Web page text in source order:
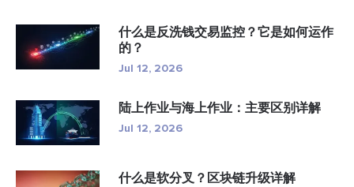
什么是反洗钱交易监控？它是如何运作
的？
Jul 12, 2026
陆上作业与海上作业：主要区别详解
Jul 12, 2026
什么是软分叉？区块链升级详解